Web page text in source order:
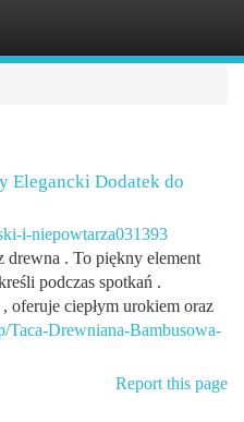
Elegancki Dodatek do
i-niepowtarza031393
drewna . To piękny element
podczas spotkań .
oferuje ciepłym urokiem oraz
Taca-Drewniana-Bambusowa-
Report this page